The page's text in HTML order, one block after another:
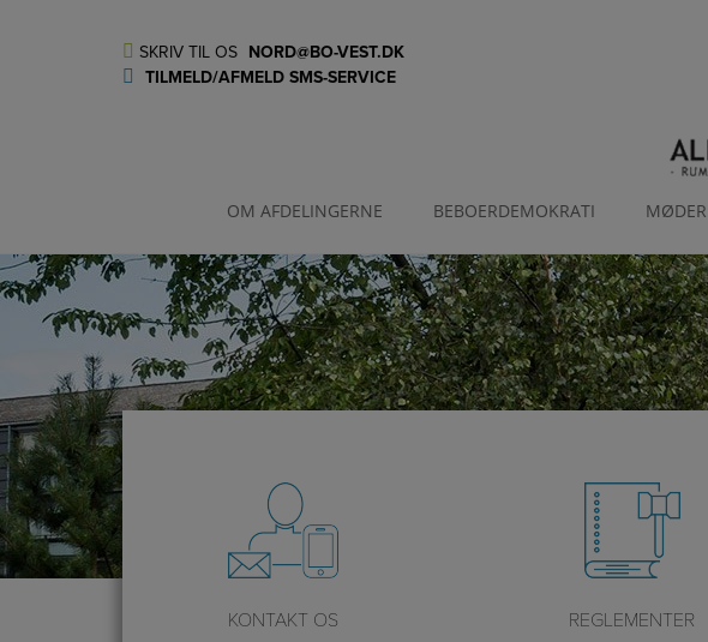
SKRIV TIL OS NORD@BO-VEST.DK
TILMELD/AFMELD SMS-SERVICE
OM AFDELINGERNE BEBOERDEMOKRATI MØDER
KONTAKT OS
REGLEMENTER